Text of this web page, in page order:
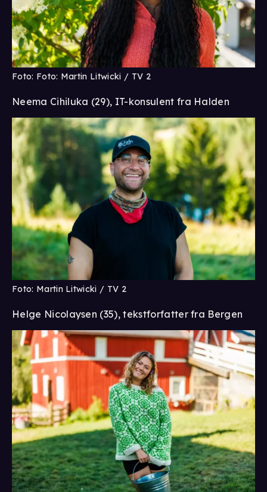
Foto: Foto: Martin Litwicki / TV 2
Neema Cihiluka (29), IT-konsulent fra Halden
Foto: Martin Litwicki / TV 2
Helge Nicolaysen (35), tekstforfatter fra Bergen